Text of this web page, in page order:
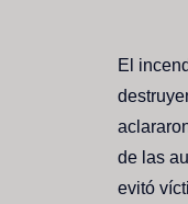
El
de las
evitó